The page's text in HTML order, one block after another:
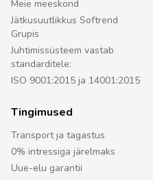
Meie meeskond
Jätkusuutlikkus Softrend
Grupis
Juhtimissüsteem vastab
standarditele:
ISO 9001:2015 ja 14001:2015
Tingimused
Transport ja tagastus
0% intressiga järelmaks
Uue-elu garantii